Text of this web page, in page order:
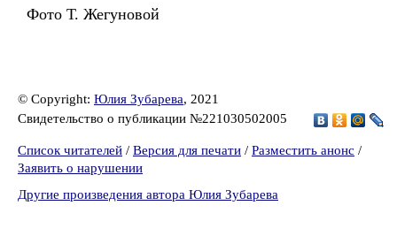
Фото Т. Жегуновой
© Copyright: Юлия Зубарева, 2021
Свидетельство о публикации №221030502005
Список читателей / Версия для печати / Разместить анонс /
Заявить о нарушении
Другие произведения автора Юлия Зубарева